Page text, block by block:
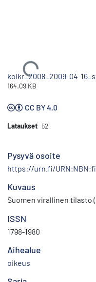
Ladataan...
koikr_2008_2009-04-
164.09 KB
CC BY 4.0
Lataukset 52
Pysyvä osoite
https://urn.fi/
Kuvaus
Suomen virallinen tilasto
ISSN
1798-1980
Aihealue
oikeus